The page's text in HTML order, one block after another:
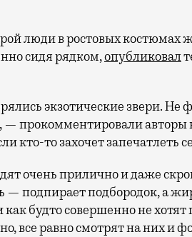
сидя рядком,опубликовал
экзотические звери.
— прокомментировали авторы
кто-то захочет запечатлеть
очень прилично и даже
— подпирает подбородок, а
будто совершенно не
все равно смотрят на них и